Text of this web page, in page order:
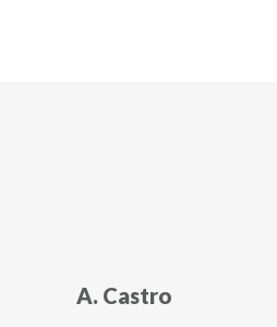
A. Castro